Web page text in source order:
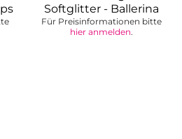
Softglitter - Ballerina
Für Preisinformationen bitte
hier anmelden.